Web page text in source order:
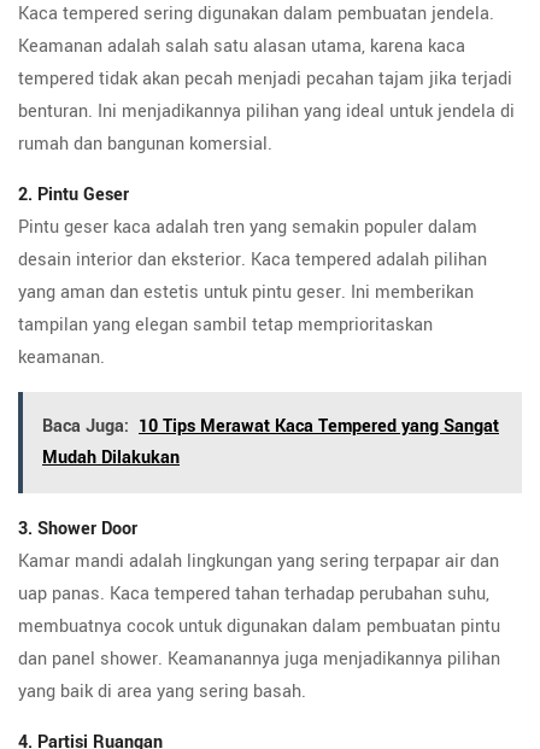
Kaca tempered sering digunakan dalam pembuatan jendela.
Keamanan adalah salah satu alasan utama, karena kaca
tempered tidak akan pecah menjadi pecahan tajam jika terjadi
benturan. Ini menjadikannya pilihan yang ideal untuk jendela di
rumah dan bangunan komersial.
2. Pintu Geser
Pintu geser kaca adalah tren yang semakin populer dalam
desain interior dan eksterior. Kaca tempered adalah pilihan
yang aman dan estetis untuk pintu geser. Ini memberikan
tampilan yang elegan sambil tetap memprioritaskan
keamanan.
Baca Juga: 10 Tips Merawat Kaca Tempered yang Sangat
Mudah Dilakukan
3. Shower Door
Kamar mandi adalah lingkungan yang sering terpapar air dan
uap panas. Kaca tempered tahan terhadap perubahan suhu,
membuatnya cocok untuk digunakan dalam pembuatan pintu
dan panel shower. Keamanannya juga menjadikannya pilihan
yang baik di area yang sering basah.
4. Partisi Ruangan